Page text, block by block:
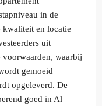
in de
kwaliteit en locatie
uit
waarbij
gemoeid
opgeleverd. De
goed in Al